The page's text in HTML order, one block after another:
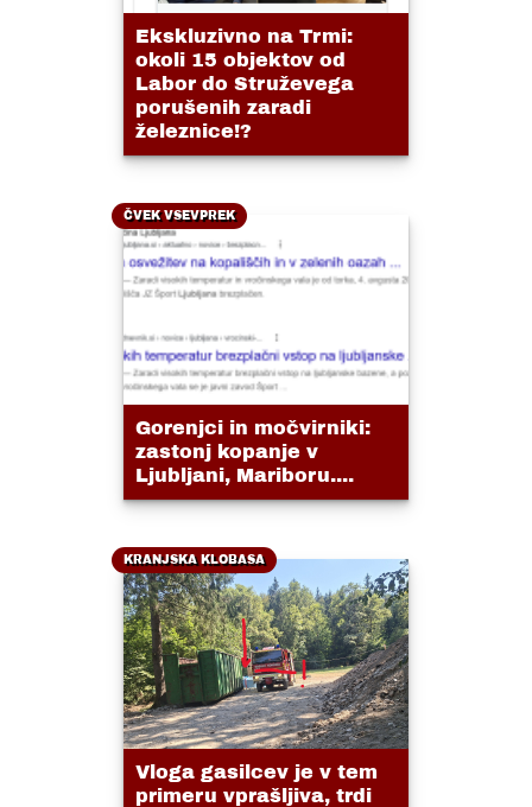
Ekskluzivno na Trmi:
okoli 15 objektov od
Labor do Struževega
porušenih zaradi
železnice!?
ČVEK VSEVPREK
Gorenjci in močvirniki:
zastonj kopanje v
Ljubljani, Mariboru....
KRANJSKA KLOBASA
Vloga gasilcev je v tem
primeru vprašljiva, trdi